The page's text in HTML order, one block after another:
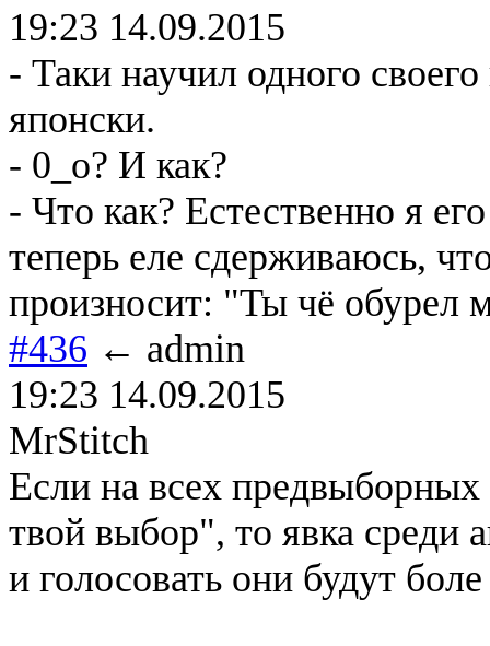
19:23 14.09.2015
- Таки научил одного
японски.
- 0_о? И как?
- Что как? Естественно я
теперь еле сдерживаюсь,
произносит: "Ты чё обурел
#436 ← admin
19:23 14.09.2015
MrStitch
Если на всех предвыборных
твой выбор", то явка среди
и голосовать они будут